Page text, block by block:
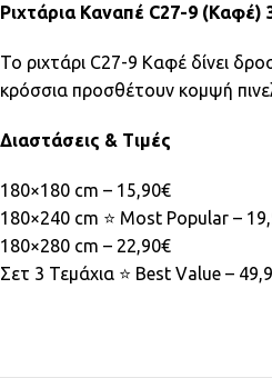
Ριχτάρια Καναπέ C27-9 (Καφέ)
Το ριχτάρι C27-9 Καφέ δίνει
κρόσσια προσθέτουν κομψή
Διαστάσεις & Τιμές
180×180 cm – 15,90€
180×240 cm ⭐ Most Popular –
180×280 cm – 22,90€
Σετ 3 Τεμάχια ⭐ Best Value –